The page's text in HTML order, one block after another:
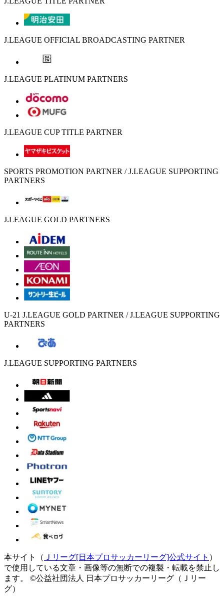
J.LEAGUE OFFICIAL BROADCASTING PARTNER
J.LEAGUE PLATINUM PARTNERS
J.LEAGUE CUP TITLE PARTNER
SPORTS PROMOTION PARTNER / J.LEAGUE SUPPORTING
PARTNERS
J.LEAGUE GOLD PARTNERS
U-21 J.LEAGUE GOLD PARTNER / J.LEAGUE SUPPORTING
PARTNERS
J.LEAGUE SUPPORTING PARTNERS
本サイト（ Ｊリーグ[日本プロサッカーリーグ]公式サイト ）
で使用している文章・画像等の無断での複製・転載を禁止し
ます。
©公益社団法人 日本プロサッカーリーグ（Ｊリー
グ）